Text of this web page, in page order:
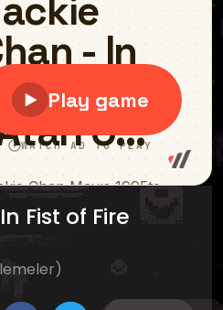
Fist of Fire